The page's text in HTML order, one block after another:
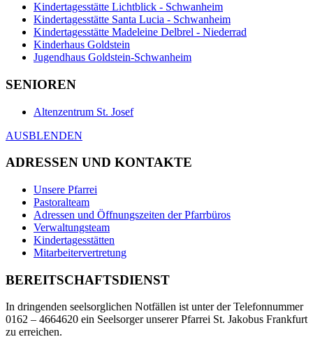
Kindertagesstätte Lichtblick - Schwanheim
Kindertagesstätte Santa Lucia - Schwanheim
Kindertagesstätte Madeleine Delbrel - Niederrad
Kinderhaus Goldstein
Jugendhaus Goldstein-Schwanheim
SENIOREN
Altenzentrum St. Josef
AUSBLENDEN
ADRESSEN UND KONTAKTE
Unsere Pfarrei
Pastoralteam
Adressen und Öffnungszeiten der Pfarrbüros
Verwaltungsteam
Kindertagesstätten
Mitarbeitervertretung
BEREITSCHAFTSDIENST
In dringenden seelsorglichen Notfällen ist unter der Telefonnummer
0162 – 4664620 ein Seelsorger unserer Pfarrei St. Jakobus Frankfurt
zu erreichen.